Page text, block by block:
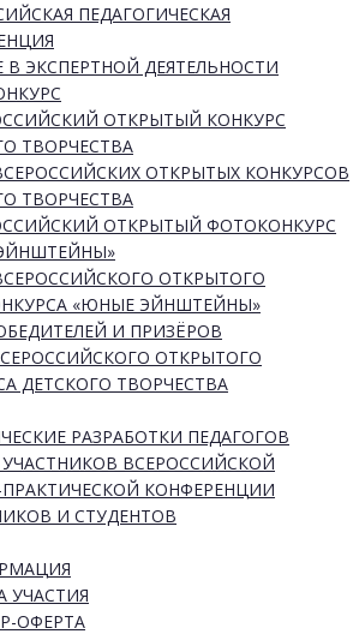
ПЕДАГОГИЧЕСКАЯ
В ЭКСПЕРТНОЙ ДЕЯТЕЛЬНОСТИ
ОТКРЫТЫЙ КОНКУРС
ТВОРЧЕСТВА
ОТКРЫТЫХ КОНКУРСОВ
ТВОРЧЕСТВА
ОТКРЫТЫЙ ФОТОКОНКУРС
ОТКРЫТОГО
«ЮНЫЕ ЭЙНШТЕЙНЫ»
И ПРИЗЁРОВ
ОТКРЫТОГО
ДЕТСКОГО ТВОРЧЕСТВА
РАЗРАБОТКИ ПЕДАГОГОВ
ВСЕРОССИЙСКОЙ
КОНФЕРЕНЦИИ
И СТУДЕНТОВ
УЧАСТИЯ
ОФЕРТА